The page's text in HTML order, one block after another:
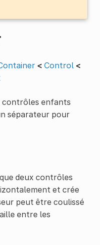
< Control <
contrôles enfants
séparateur pour
deux contrôles
et crée
peut être coulissé
entre les